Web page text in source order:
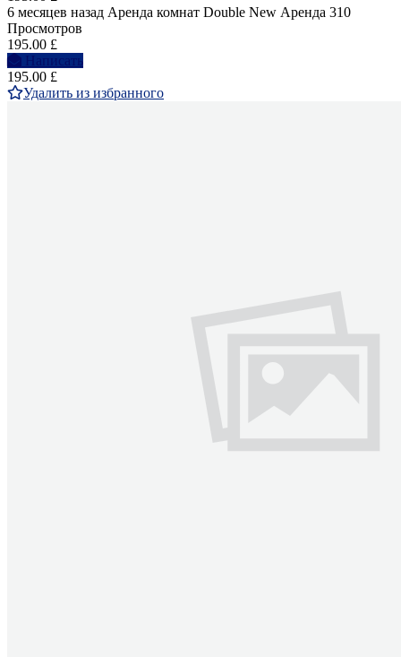
6 месяцев назад Аренда комнат Double New Аренда 310
Просмотров
195.00 £
Написать
195.00 £
Удалить из избранного